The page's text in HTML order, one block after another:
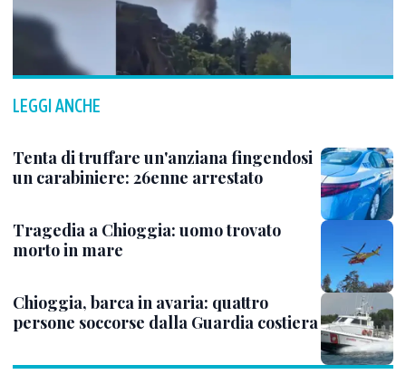
LEGGI ANCHE
Tenta di truffare un'anziana fingendosi
un carabiniere: 26enne arrestato
Tragedia a Chioggia: uomo trovato
morto in mare
Chioggia, barca in avaria: quattro
persone soccorse dalla Guardia costiera